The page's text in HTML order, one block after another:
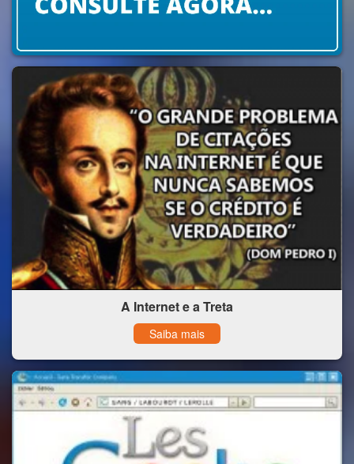
A Internet e a Treta
Saiba mais